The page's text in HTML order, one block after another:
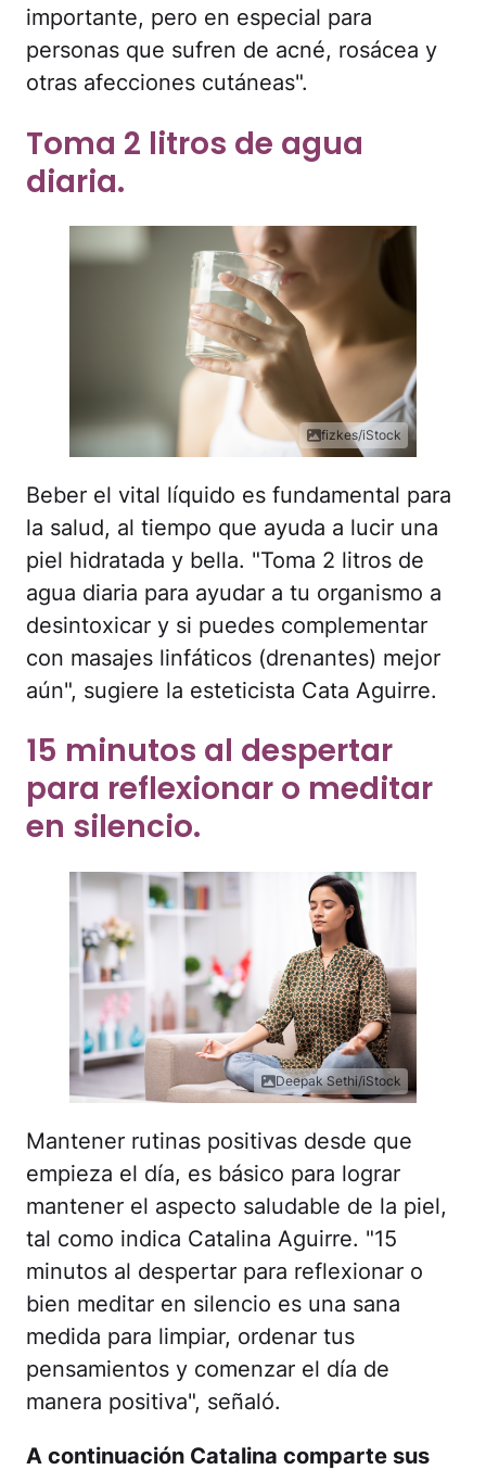
importante, pero en especial para
personas que sufren de acné, rosácea y
otras afecciones cutáneas".
Toma 2 litros de agua
diaria.
fizkes/iStock
Beber el vital líquido es fundamental para
la salud, al tiempo que ayuda a lucir una
piel hidratada y bella. "Toma 2 litros de
agua diaria para ayudar a tu organismo a
desintoxicar y si puedes complementar
con masajes linfáticos (drenantes) mejor
aún", sugiere la esteticista Cata Aguirre.
15 minutos al despertar
para reflexionar o meditar
en silencio.
Deepak Sethi/iStock
Mantener rutinas positivas desde que
empieza el día, es básico para lograr
mantener el aspecto saludable de la piel,
tal como indica Catalina Aguirre. "15
minutos al despertar para reflexionar o
bien meditar en silencio es una sana
medida para limpiar, ordenar tus
pensamientos y comenzar el día de
manera positiva", señaló.
A continuación Catalina comparte sus